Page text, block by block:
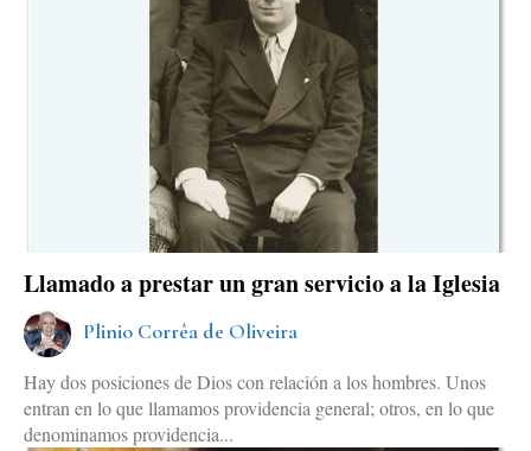
Llamado a prestar un gran servicio a la Iglesia
Plinio Corrêa de Oliveira
Hay dos posiciones de Dios con relación a los hombres. Unos
entran en lo que llamamos providencia general; otros, en lo que
denominamos providencia...